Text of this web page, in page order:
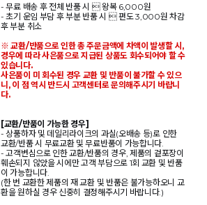
- 무료 배송 후 전체 반품 시  왕복 6,000원
- 초기 운임 부담 후 부분 반품 시  편도 3,000원 차감
후 부분 취소
※ 교환/반품으로 인한 총 주문금액에 차액이 발생할 시,
경우에 따라 사은품으로 지급된 상품도 회수되어야 할 수
있습니다.
사은품이 미 회수된 경우 교환 및 반품이 불가할 수 있으
니, 이 점 역시 반드시 고객센터로 문의해주시기 바랍니
다.
[교환/반품이 가능한 경우]
- 상품하자 및 데일리라이크의 과실(오배송 등)로 인한
교환/반품 시 무료교환 및 무료반품이 가능합니다.
- 고객변심으로 인한 교환/반품의 경우, 제품의 겉포장이
훼손되지 않았을 시에만 고객 부담으로 1회 교환 및 반품
이 가능합니다.
(한 번 교환한 제품의 재 교환 및 반품은 불가능하오니 교
환을 원하실 경우 신중히 결정해주시기 바랍니다.)